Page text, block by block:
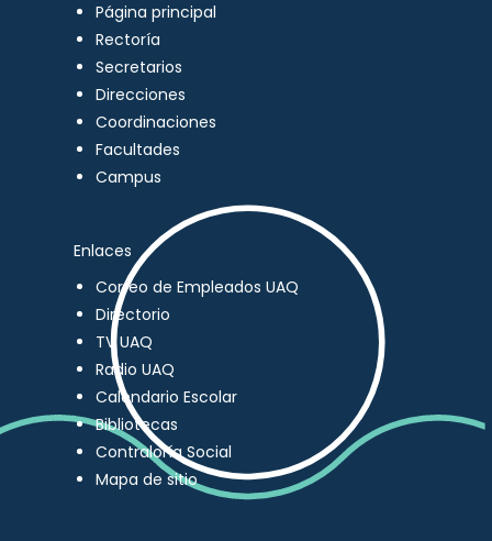
Página principal
Rectoría
Secretarios
Direcciones
Coordinaciones
Facultades
Campus
Enlaces
Correo de Empleados UAQ
Directorio
TV UAQ
Radio UAQ
Calendario Escolar
Bibliotecas
Contraloría Social
Mapa de sitio